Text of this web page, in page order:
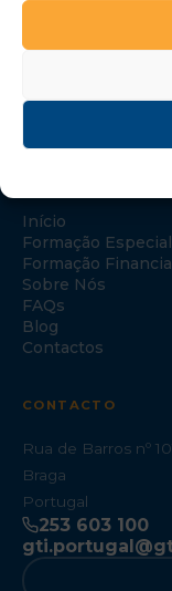
Início
Formação
Formação
Sobre Nós
FAQs
Blog
Contactos
CONTACTO
Rua de Barros nº
Braga
Portugal
253 603 100